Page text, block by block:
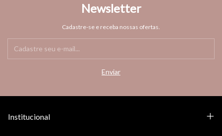
Newsletter
Cadastre-se e receba nossas ofertas.
Institucional